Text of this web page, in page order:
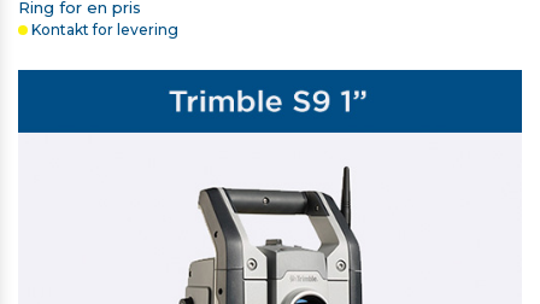
Ring for en pris
Kontakt for levering